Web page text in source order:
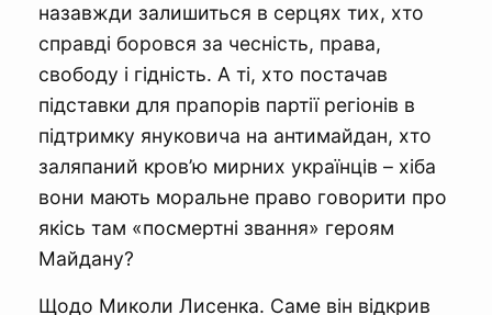
назавжди залишиться в серцях тих, хто
справді боровся за чесність, права,
свободу і гідність. А ті, хто постачав
підставки для прапорів партії регіонів в
підтримку януковича на антимайдан, хто
заляпаний кров’ю мирних українців – хіба
вони мають моральне право говорити про
якісь там «посмертні звання» героям
Майдану?
Щодо Миколи Лисенка. Саме він відкрив